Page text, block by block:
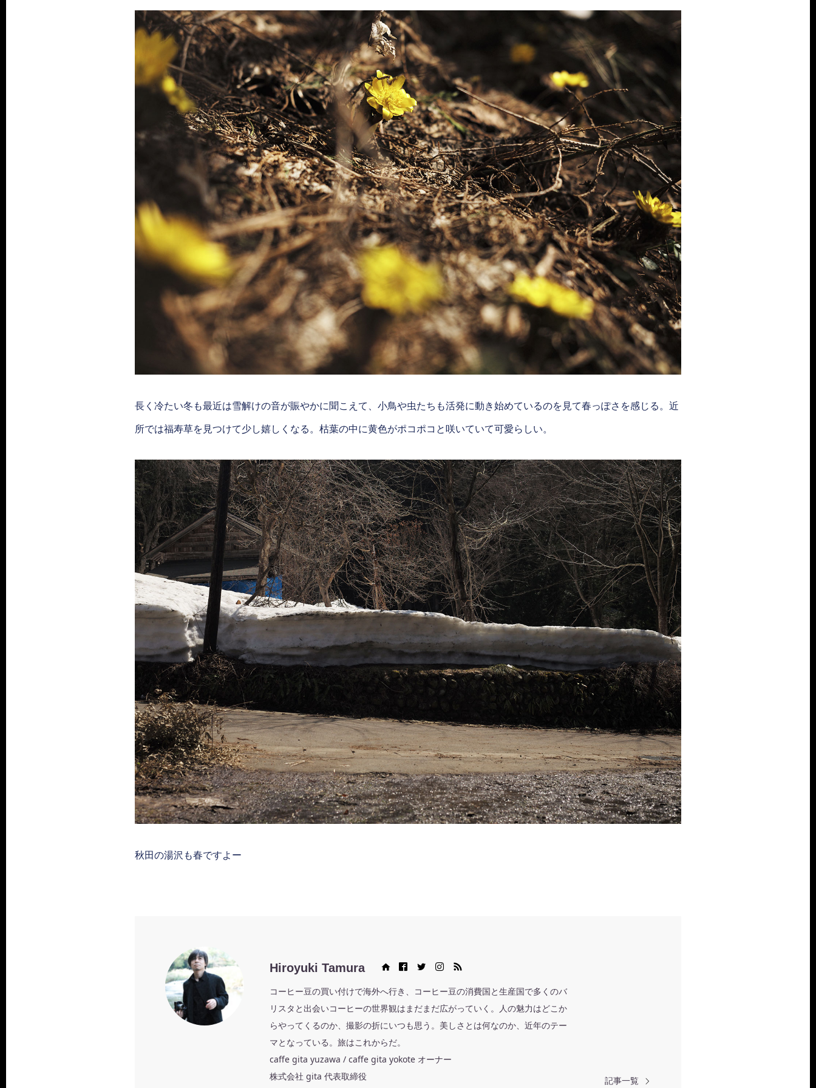
長く冷たい冬も最近は雪解けの音が賑やかに聞こえて、小鳥や虫たちも活発に動き始めているのを見て春っぽさを感じる。近
所では福寿草を見つけて少し嬉しくなる。枯葉の中に黄色がポコポコと咲いていて可愛らしい。
秋田の湯沢も春ですよー
Hiroyuki Tamura
Web siteFacebookTwitterInstagram RSS
コーヒー豆の買い付けで海外へ行き、コーヒー豆の消費国と生産国で多くのバ
リスタと出会いコーヒーの世界観はまだまだ広がっていく。人の魅力はどこか
らやってくるのか、撮影の折にいつも思う。美しさとは何なのか、近年のテー
マとなっている。旅はこれからだ。
caffe gita yuzawa / caffe gita yokote オーナー
株式会社 gita 代表取締役
記事一覧